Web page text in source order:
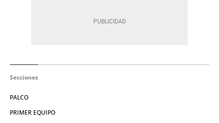
Secciones
PALCO
PRIMER EQUIPO